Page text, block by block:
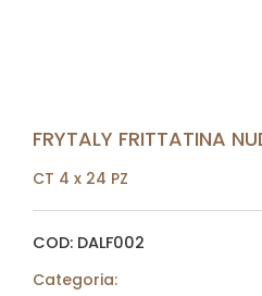
FRYTALY FRITTATINA
CT 4 x 24 PZ
COD: DALF002
Categoria: